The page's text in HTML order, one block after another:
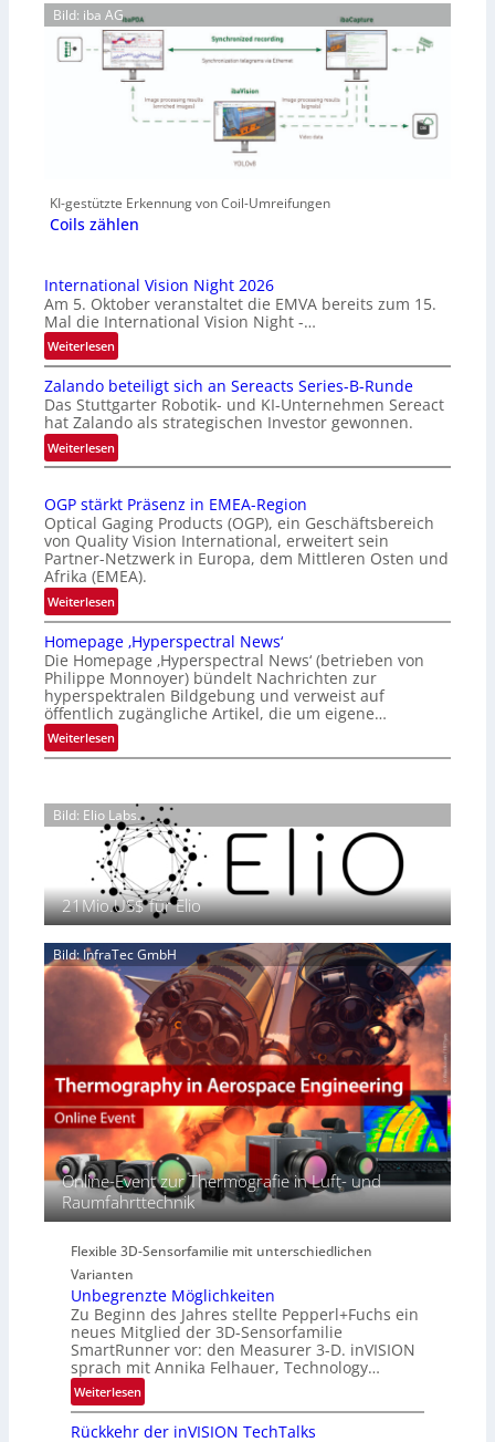
Bild: iba AG
KI-gestützte Erkennung von Coil-Umreifungen
Coils zählen
International Vision Night 2026
Am 5. Oktober veranstaltet die EMVA bereits zum 15.
Mal die International Vision Night -…
Weiterlesen:
I
n
t
e
r
n
t
i
o
n
l
V
i
s
i
o
n
g
h
t
2
0
2
Zalando beteiligt sich an Sereacts Series-B-Runde
Das Stuttgarter Robotik- und KI-Unternehmen Sereact
hat Zalando als strategischen Investor gewonnen.
Weiterlesen:
Z
l
a
n
d
o
b
e
t
e
i
i
g
s
i
c
h
a
n
S
e
r
e
t
s
S
e
i
e
s
-
u
n
d
e
OGP stärkt Präsenz in EMEA-Region
Optical Gaging Products (OGP), ein Geschäftsbereich
von Quality Vision International, erweitert sein
Partner-Netzwerk in Europa, dem Mittleren Osten und
Afrika (EMEA).
Weiterlesen:
O
G
P
s
t
ä
r
P
r
ä
s
e
n
i
n
E
E
A
-
R
e
o
n
Homepage ‚Hyperspectral News‘
Die Homepage ‚Hyperspectral News‘ (betrieben von
Philippe Monnoyer) bündelt Nachrichten zur
hyperspektralen Bildgebung und verweist auf
öffentlich zugängliche Artikel, die um eigene…
Weiterlesen:
H
m
e
p
a
g
e
‚
H
y
p
s
p
e
c
r
a
l
N
s
‘
Bild: Elio Labs.
21Mio.US$ für Elio
Bild: InfraTec GmbH
Online-Event zur Thermografie in Luft- und
Raumfahrttechnik
Flexible 3D-Sensorfamilie mit unterschiedlichen
Varianten
Unbegrenzte Möglichkeiten
Zu Beginn des Jahres stellte Pepperl+Fuchs ein
neues Mitglied der 3D-Sensorfamilie
SmartRunner vor: den Measurer 3-D. inVISION
sprach mit Annika Felhauer, Technology…
Weiterlesen:
U
n
Rückkehr der inVISION TechTalks